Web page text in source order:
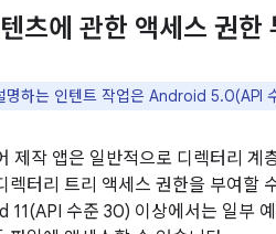
츠에 관한 액세스 권한
명하는 인텐트 작업은 Android 5.0(API
제작 앱은 일반적으로 디렉터리
렉터리 트리 액세스 권한을 부여할
11(API 수준 30) 이상에서는 일부